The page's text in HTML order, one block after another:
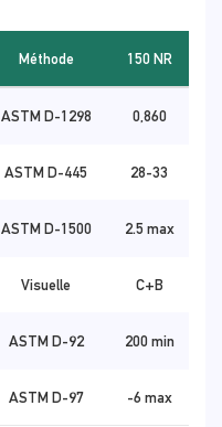
Méthode 150 NR
ASTM D-1298 0,860
ASTM D-445 28-33
ASTM D-1500 2.5 max
Visuelle C+B
ASTM D-92 200 min
ASTM D-97 -6 max